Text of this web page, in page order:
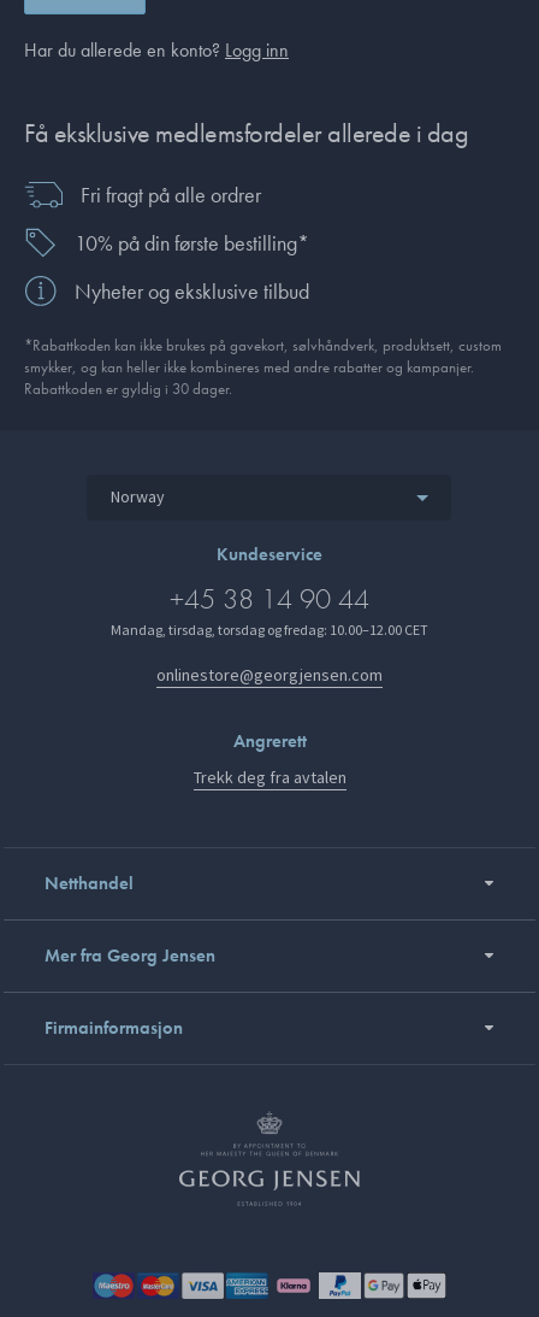
Har du allerede en konto? Logg inn
Få eksklusive medlemsfordeler allerede i dag
Fri fragt på alle ordrer
10% på din første bestilling*
Nyheter og eksklusive tilbud
*Rabattkoden kan ikke brukes på gavekort, sølvhåndverk, produkt­sett, custom
smykker, og kan heller ikke kombineres med andre rabatter og kampanjer.
Rabattkoden er gyldig i 30 dager.
Norway
Kundeservice
+45 38 14 90 44
Mandag, tirsdag, torsdag og fredag: 10.00–12.00 CET
onlinestore@georgjensen.com
Angrerett
Trekk deg fra avtalen
Netthandel
Mer fra Georg Jensen
Firmainformasjon